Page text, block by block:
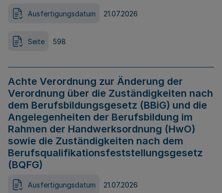
Ausfertigungsdatum 21.07.2026
Seite 598
Achte Verordnung zur Änderung der
Verordnung über die Zuständigkeiten nach
dem Berufsbildungsgesetz (BBiG) und die
Angelegenheiten der Berufsbildung im
Rahmen der Handwerksordnung (HwO)
sowie die Zuständigkeiten nach dem
Berufsqualifikationsfeststellungsgesetz
(BQFG)
Ausfertigungsdatum 21.07.2026